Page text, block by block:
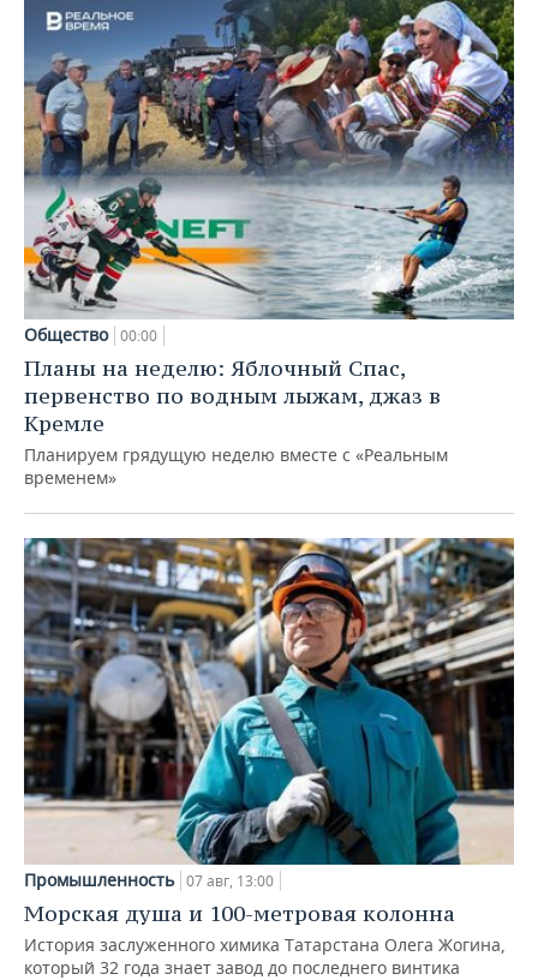
Общество 00:00
Планы на неделю: Яблочный Спас,
первенство по водным лыжам, джаз в
Кремле
Планируем грядущую неделю вместе с «Реальным
временем»
Промышленность 07 авг, 13:00
Морская душа и 100-метровая колонна
История заслуженного химика Татарстана Олега Жогина,
который 32 года знает завод до последнего винтика